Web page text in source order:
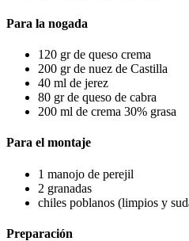
Para la nogada
120 gr de queso crema
200 gr de nuez de Castilla
40 ml de jerez
80 gr de queso de cabra
200 ml de crema 30% grasa
Para el montaje
1 manojo de perejil
2 granadas
chiles poblanos (limpios y
Preparación